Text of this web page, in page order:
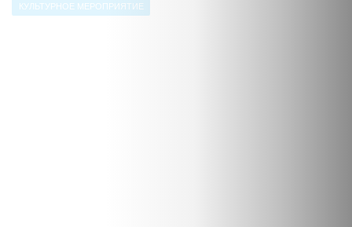
КУЛЬТУРНОЕ МЕРОПРИЯТИЕ